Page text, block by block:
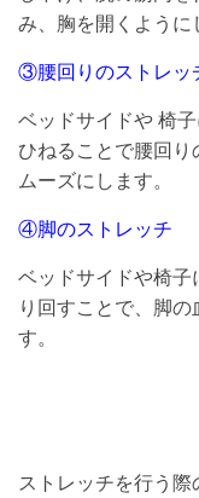
み、胸を開くように
③腰回りのストレッ
ベッドサイドや 椅
ひねることで腰回
ムーズにします。
④脚のストレッチ
ベッドサイドや椅子
り回すことで、脚
す。
ストレッチを行う